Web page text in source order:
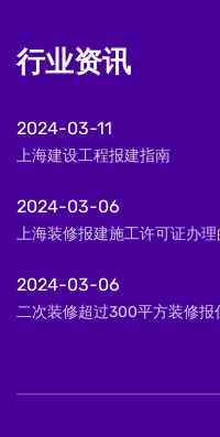
行业资讯
2024-03-11
上海建设工程报建指南
2024-03-06
上海装修报建施工许可证办理
2024-03-06
二次装修超过300平方装修报